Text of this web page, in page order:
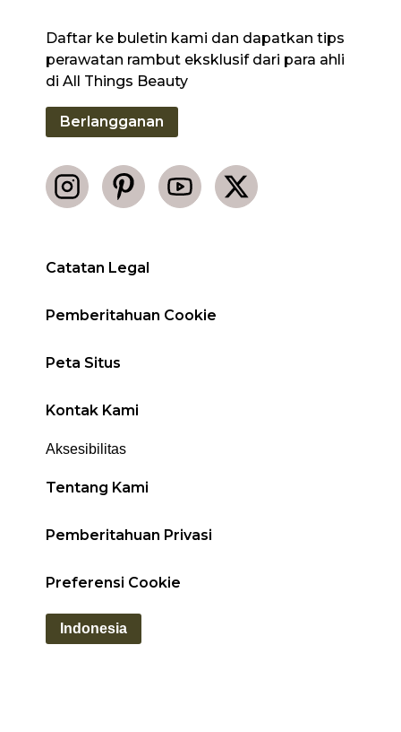
Catatan Legal
Pemberitahuan Cookie
Peta Situs
Kontak Kami
Aksesibilitas
Tentang Kami
Pemberitahuan Privasi
Preferensi Cookie
Daftar ke buletin kami dan dapatkan tips
perawatan rambut eksklusif dari para ahli
di All Things Beauty
Berlangganan
Indonesia